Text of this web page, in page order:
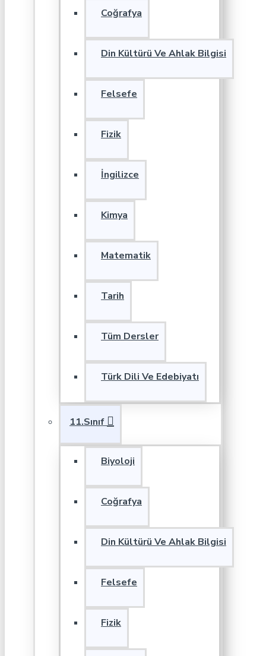
Coğrafya
Din Kültürü Ve Ahlak Bilgisi
Felsefe
Fizik
İngilizce
Kimya
Matematik
Tarih
Tüm Dersler
Türk Dili Ve Edebiyatı
11.Sınıf
Biyoloji
Coğrafya
Din Kültürü Ve Ahlak Bilgisi
Felsefe
Fizik